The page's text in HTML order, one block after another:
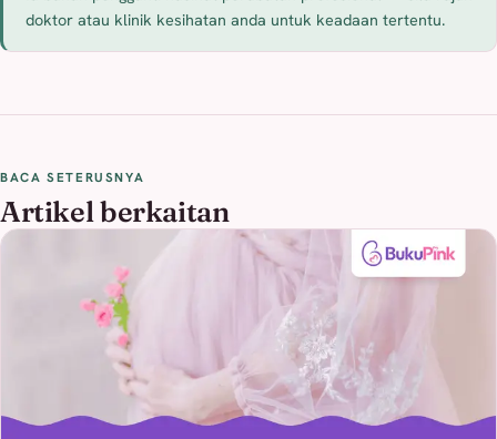
doktor atau klinik kesihatan anda untuk keadaan tertentu.
BACA SETERUSNYA
Artikel berkaitan